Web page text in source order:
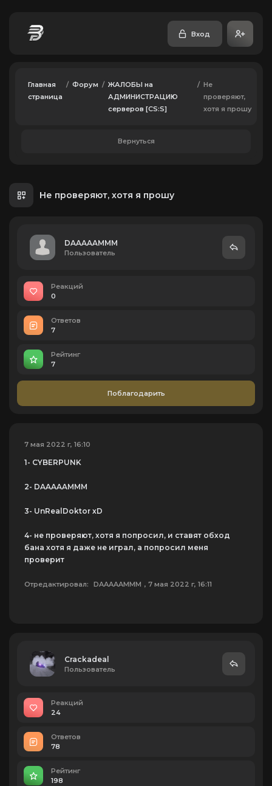
Вход
Главная
страница
/ Форум / ЖАЛОБЫ на
АДМИНИСТРАЦИЮ
серверов [CS:S]
/ Не
проверяют,
хотя я прошу
Вернуться
Не проверяют, хотя я прошу
DAAAAAMMM
Пользователь
Реакций
0
Ответов
7
Рейтинг
7
Поблагодарить
7 мая 2022 г, 16:10
1- CYBERPUNK
2- DAAAAAMMM
3- UnRealDoktor xD
4- не проверяют, хотя я попросил, и ставят обход
бана хотя я даже не играл, а попросил меня
проверит
Отредактировал: DAAAAAMMM , 7 мая 2022 г, 16:11
Crackadeal
Пользователь
Реакций
24
Ответов
78
Рейтинг
198